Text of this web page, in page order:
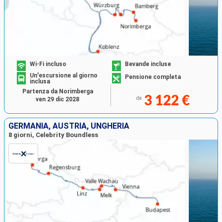
Wi-Fi incluso
Bevande incluse
Un'escursione al giorno
inclusa
Pensione completa
da 3 122 €
Partenza da Norimberga
ven 29 dic 2028
GERMANIA, AUSTRIA, UNGHERIA
8 giorni, Celebrity Boundless